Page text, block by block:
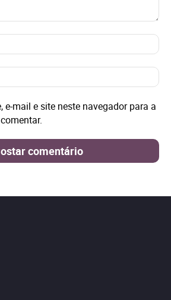
E-
e-mail e site neste navegador para a